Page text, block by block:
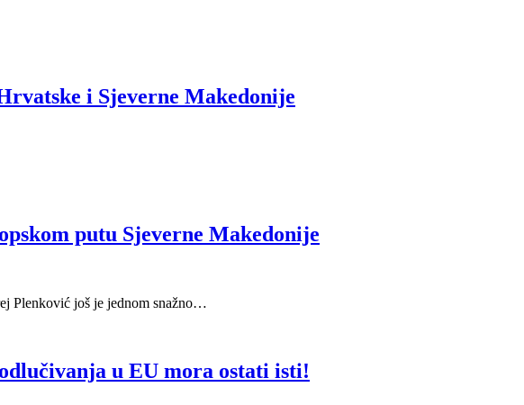
i Sjeverne Makedonije
putu Sjeverne Makedonije
Plenković još je jednom snažno…
u EU mora ostati isti!